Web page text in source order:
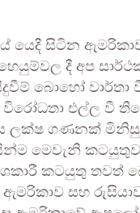
යෙදී සිටින
දී අප
බොහෝ
එල්ල වී
ලක්ෂ ගණනක්
මෙවැනි
කටයුතු තවත්
ඇමරිකාව සහ